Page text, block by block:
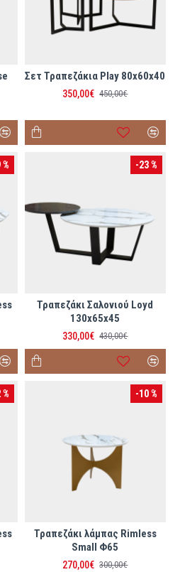
Σετ Τραπεζάκια Play 80x60x40
350,00€ 450,00€
-23 %
Τραπεζάκι Σαλονιού Loyd
130x65x45
330,00€ 430,00€
-10 %
Τραπεζάκι λάμπας Rimless
Small Φ65
270,00€ 300,00€